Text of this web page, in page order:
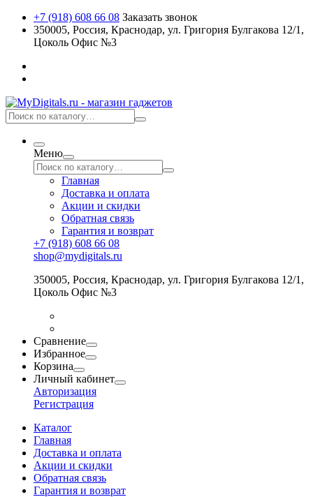
+7 (918) 608 66 08 Заказать звонок
350005, Россия, Краснодар, ул. Григория Булгакова 12/1,
Цоколь Офис №3
Меню
Главная
Доставка и оплата
Акции и скидки
Обратная связь
Гарантия и возврат
+7 (918) 608 66 08
shop@mydigitals.ru
350005, Россия, Краснодар, ул. Григория Булгакова 12/1,
Цоколь Офис №3
Сравнение
Избранное
Корзина
Личный кабинет
Авторизация
Регистрация
Каталог
Главная
Доставка и оплата
Акции и скидки
Обратная связь
Гарантия и возврат